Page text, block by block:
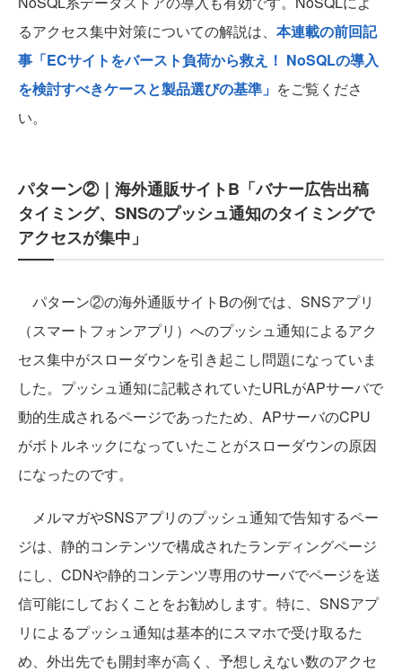
るアクセス集中対策についての解説は、 本連載の前回記
事「ECサイトをバースト負荷から救え！ NoSQLの導入
を検討すべきケースと製品選びの基準」 をご覧くださ
い。
パターン②｜海外通販サイトB「バナー広告出稿
タイミング、SNSのプッシュ通知のタイミングで
アクセスが集中」
パターン②の海外通販サイトBの例では、SNSアプリ
（スマートフォンアプリ）へのプッシュ通知によるアク
セス集中がスローダウンを引き起こし問題になっていま
した。プッシュ通知に記載されていたURLがAPサーバで
動的生成されるページであったため、APサーバのCPU
がボトルネックになっていたことがスローダウンの原因
になったのです。
メルマガやSNSアプリのプッシュ通知で告知するペー
ジは、静的コンテンツで構成されたランディングページ
にし、CDNや静的コンテンツ専用のサーバでページを送
信可能にしておくことをお勧めします。特に、SNSアプ
リによるプッシュ通知は基本的にスマホで受け取るた
め、外出先でも開封率が高く、予想しえない数のアクセ